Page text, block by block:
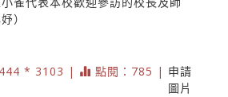
）
* 3103 | 點閱：785 | 申請
圖片